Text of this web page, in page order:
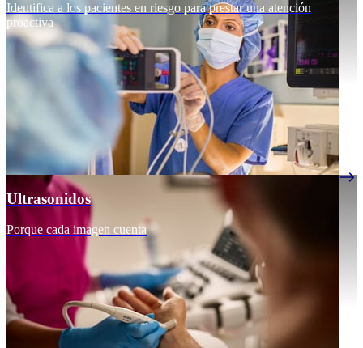
Identifica a los pacientes en riesgo para prestar una atención
proactiva
Ultrasonidos
Porque cada imagen cuenta